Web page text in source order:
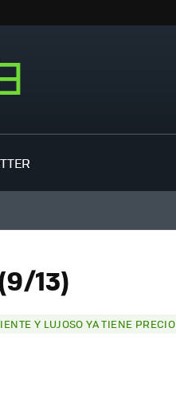
13)
Y LUJOSO YA TIENE PRECIO